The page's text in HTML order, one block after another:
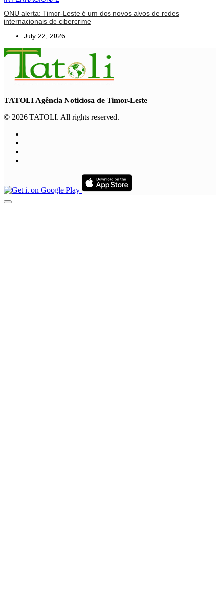
ONU alerta: Timor-Leste é um dos novos alvos de redes
internacionais de cibercrime
July 22, 2026
TATOLI Agência Noticiosa de Timor-Leste
© 2026 TATOLI. All rights reserved.